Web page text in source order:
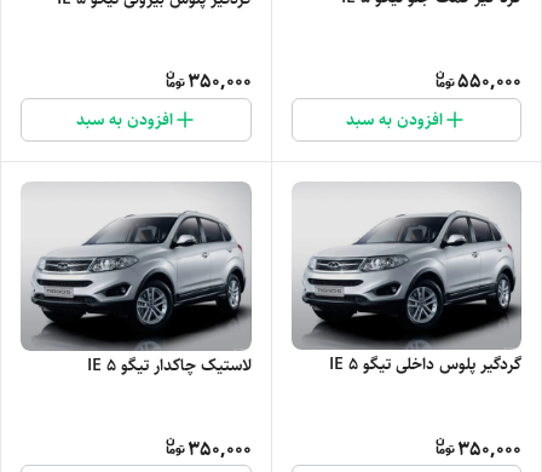
550,000
افزودن به سبد
350,000
افزودن به سبد
گردگیر پلوس داخلی تیگو 5 IE
350,000
لاستیک چاکدار تیگو 5 IE
350,000